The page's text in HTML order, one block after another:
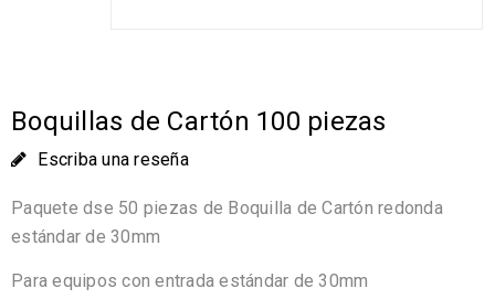
Boquillas de Cartón 100 piezas
Escriba una reseña
Paquete dse 50 piezas de Boquilla de Cartón redonda
estándar de 30mm
Para equipos con entrada estándar de 30mm